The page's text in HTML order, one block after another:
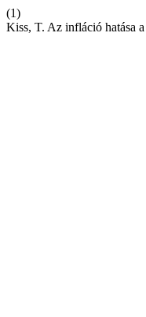
(1)
Kiss, T. Az infláció hatása